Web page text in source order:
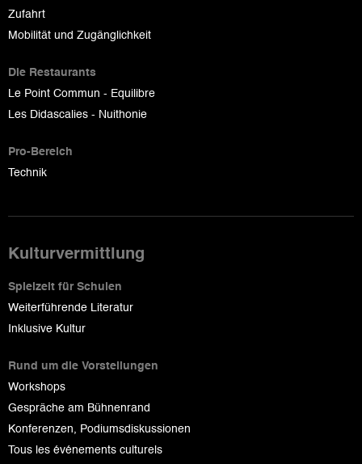
Zufahrt
Mobilität und Zugänglichkeit
Die Restaurants
Le Point Commun - Equilibre
Les Didascalies - Nuithonie
Pro-Bereich
Technik
Kulturvermittlung
Spielzeit für Schulen
Weiterführende Literatur
Inklusive Kultur
Rund um die Vorstellungen
Workshops
Gespräche am Bühnenrand
Konferenzen, Podiumsdiskussionen
Tous les événements culturels